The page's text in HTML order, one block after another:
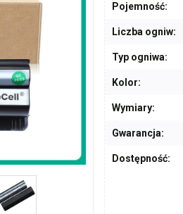
Pojemność:
Liczba ogniw:
Typ ogniwa:
Kolor:
Wymiary:
Gwarancja:
Dostępność: